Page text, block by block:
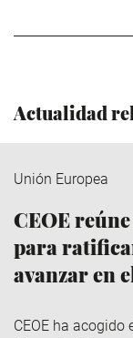
Actualidad
Unión Europea
CEOE
para
avanzar en
CEOE ha acogido